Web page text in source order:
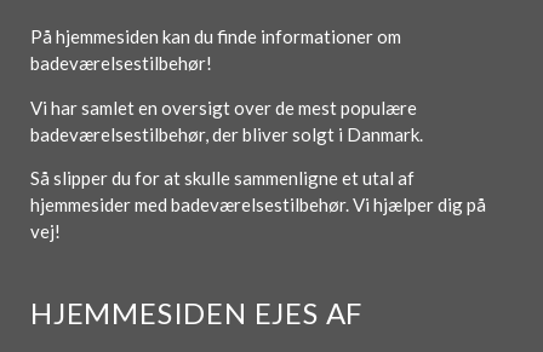
På hjemmesiden kan du finde informationer om
badeværelsestilbehør!
Vi har samlet en oversigt over de mest populære
badeværelsestilbehør, der bliver solgt i Danmark.
Så slipper du for at skulle sammenligne et utal af
hjemmesider med badeværelsestilbehør. Vi hjælper dig på
vej!
HJEMMESIDEN EJES AF